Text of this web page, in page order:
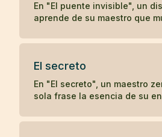
En "El puente invisible", un
aprende de su maestro que
podamos verlo, y que el
El secreto
En "El secreto", un maestro
sola frase la esencia de su